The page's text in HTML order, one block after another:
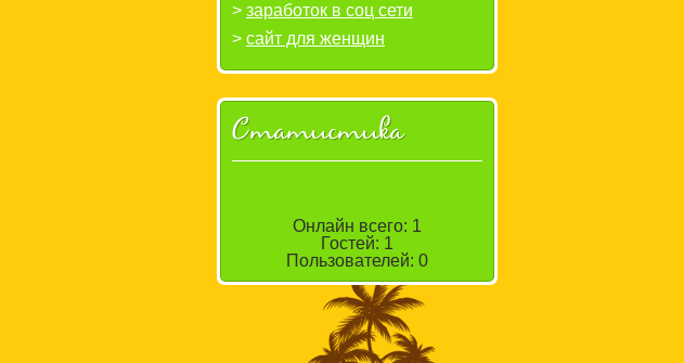
заработок в соц сети
сайт для женщин
Статистика
Онлайн всего: 1
Гостей: 1
Пользователей: 0